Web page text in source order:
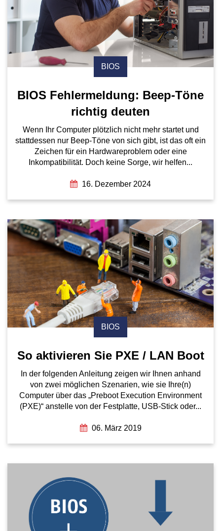
BIOS
BIOS Fehlermeldung: Beep-Töne
richtig deuten
Wenn Ihr Computer plötzlich nicht mehr startet und
stattdessen nur Beep-Töne von sich gibt, ist das oft ein
Zeichen für ein Hardwareproblem oder eine
Inkompatibilität. Doch keine Sorge, wir helfen...
16. Dezember 2024
BIOS
So aktivieren Sie PXE / LAN Boot
In der folgenden Anleitung zeigen wir Ihnen anhand
von zwei möglichen Szenarien, wie sie Ihre(n)
Computer über das „Preboot Execution Environment
(PXE)“ anstelle von der Festplatte, USB-Stick oder...
06. März 2019